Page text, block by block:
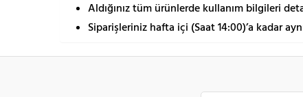
Aldığınız tüm ürünlerde kullanım bilgileri
Siparişleriniz hafta içi (Saat 14:00)’a kadar